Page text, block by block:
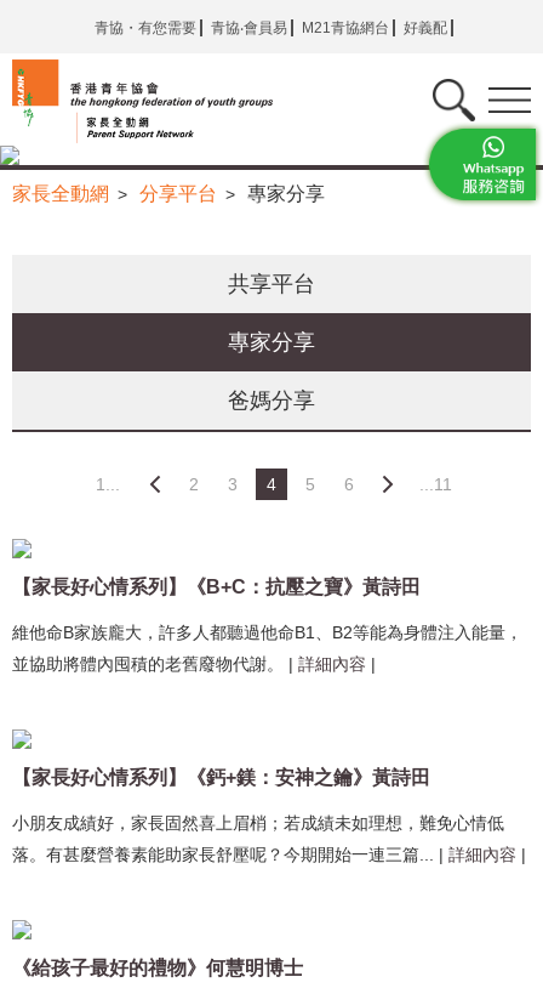
青協・有您需要 青協‧會員易 M21青協網台 好義配
家長全動網 > 分享平台 > 專家分享
共享平台
專家分享
爸媽分享
1... 2 3 4 5 6 ...11
【家長好心情系列】《B+C：抗壓之寶》黃詩田
維他命B家族龐大，許多人都聽過他命B1、B2等能為身體注入能量，
並協助將體內囤積的老舊廢物代謝。 | 詳細內容 |
【家長好心情系列】《鈣+鎂：安神之鑰》黃詩田
小朋友成績好，家長固然喜上眉梢；若成績未如理想，難免心情低
落。有甚麼營養素能助家長舒壓呢？今期開始一連三篇... | 詳細內容 |
《給孩子最好的禮物》何慧明博士